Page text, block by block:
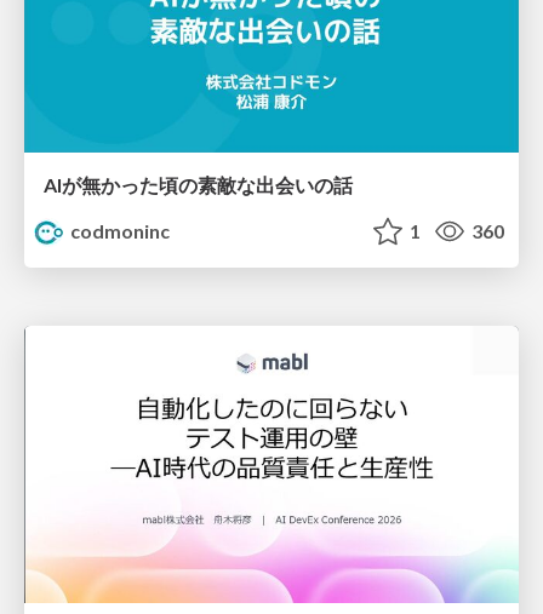
AIが無かった頃の素敵な出会いの話
codmoninc
1 360